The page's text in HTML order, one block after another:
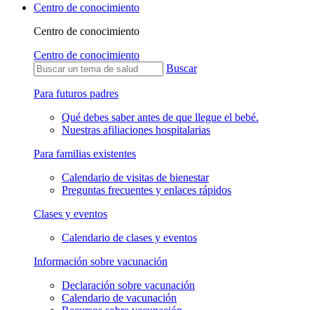
Centro de conocimiento
Centro de conocimiento
Centro de conocimiento
Buscar
Para futuros padres
Qué debes saber antes de que llegue el bebé.
Nuestras afiliaciones hospitalarias
Para familias existentes
Calendario de visitas de bienestar
Preguntas frecuentes y enlaces rápidos
Clases y eventos
Calendario de clases y eventos
Información sobre vacunación
Declaración sobre vacunación
Calendario de vacunación